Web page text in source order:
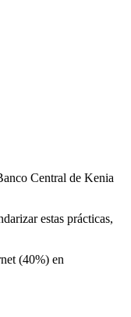
Central de Kenia
estas prácticas,
(40%) en